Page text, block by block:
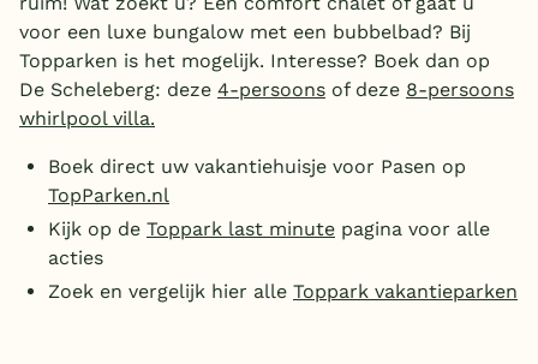
voor een luxe bungalow met een bubbelbad? Bij
Topparken is het mogelijk. Interesse? Boek dan op
De Scheleberg: deze 4-persoons of deze 8-persoons
whirlpool villa.
Boek direct uw vakantiehuisje voor Pasen op
TopParken.nl
Kijk op de Toppark last minute pagina voor alle
acties
Zoek en vergelijk hier alle Toppark vakantieparken